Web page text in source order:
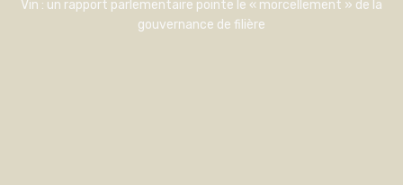
Vin : un rapport parlementaire pointe le « morcellement » de la
gouvernance de filière